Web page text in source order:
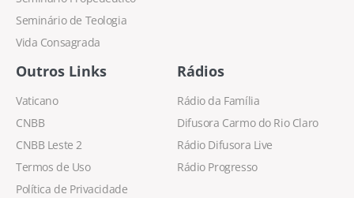
Seminário de Teologia
Vida Consagrada
Outros Links
Vaticano
CNBB
CNBB Leste 2
Termos de Uso
Política de Privacidade
Rádios
Rádio da Família
Difusora Carmo do Rio Claro
Rádio Difusora Live
Rádio Progresso